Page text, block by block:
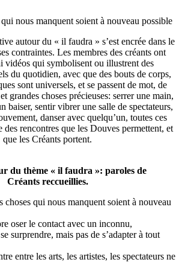
nous manquent soient à nouveau possible
autour du « il faudra » s’est encrée dans le
contraintes. Les membres des créants ont
vidéos qui symbolisent ou illustrent des
du quotidien, avec que des bouts de corps,
sont universels, et se passent de mot, de
grandes choses précieuses: serrer une main,
baiser, sentir vibrer une salle de spectateurs,
danser avec quelqu’un, toutes ces
des rencontres que les Douves permettent, et
que les Créants portent.
du thème « il faudra »: paroles de
Créants reccueillies.
choses qui nous manquent soient à nouveau
oser le contact avec un inconnu,
surprendre, mais pas de s’adapter à tout
entre les arts, les artistes, les spectateurs ne